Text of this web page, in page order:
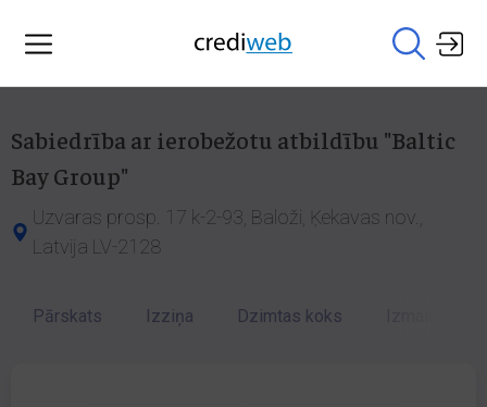
Sabiedrība ar ierobežotu atbildību "Baltic
Bay Group"
Uzvaras prosp. 17 k-2-93, Baloži, Ķekavas nov.,
Latvija LV-2128
Pārskats Izziņa Dzimtas koks